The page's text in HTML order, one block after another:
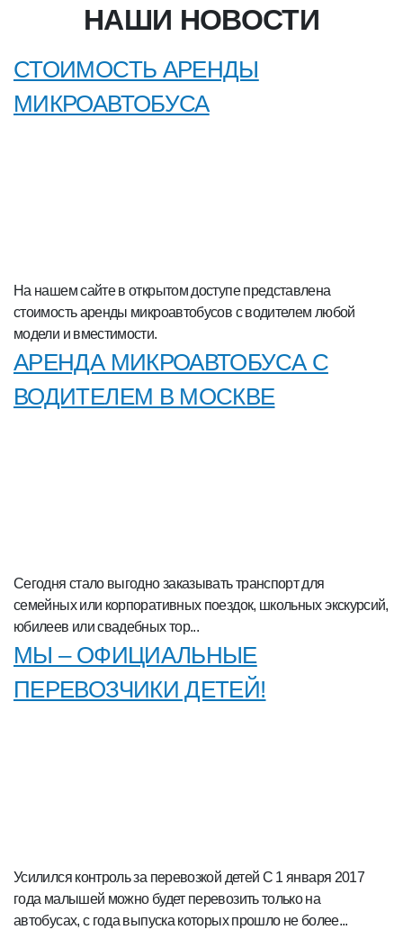
НАШИ НОВОСТИ
СТОИМОСТЬ АРЕНДЫ
МИКРОАВТОБУСА
На нашем сайте в открытом доступе представлена
стоимость аренды микроавтобусов с водителем любой
модели и вместимости.
АРЕНДА МИКРОАВТОБУСА С
ВОДИТЕЛЕМ В МОСКВЕ
Сегодня стало выгодно заказывать транспорт для
семейных или корпоративных поездок, школьных экскурсий,
юбилеев или свадебных тор...
МЫ – ОФИЦИАЛЬНЫЕ
ПЕРЕВОЗЧИКИ ДЕТЕЙ!
Усилился контроль за перевозкой детей С 1 января 2017
года малышей можно будет перевозить только на
автобусах, с года выпуска которых прошло не более...